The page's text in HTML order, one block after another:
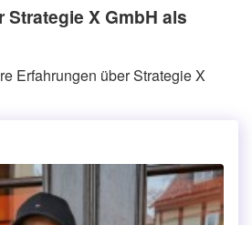
X GmbH als
Erfahrungen über Strategie X